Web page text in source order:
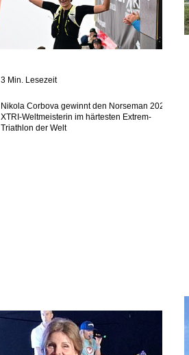
Nikola Corbova gewinnt den Norseman 2026 -
XTRI-Weltmeisterin im härtesten Extrem-
Triathlon der Welt
3 Min. Lesezeit